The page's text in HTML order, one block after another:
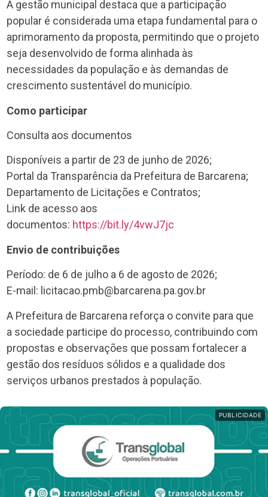
A gestão municipal destaca que a participação
popular é considerada uma etapa fundamental para o
aprimoramento da proposta, permitindo que o projeto
seja desenvolvido de forma alinhada às
necessidades da população e às demandas de
crescimento sustentável do município.
Como participar
Consulta aos documentos
Disponíveis a partir de 23 de junho de 2026;
Portal da Transparência da Prefeitura de Barcarena;
Departamento de Licitações e Contratos;
Link de acesso aos
documentos: https://bit.ly/4vwJ7jc
Envio de contribuições
Período: de 6 de julho a 6 de agosto de 2026;
E-mail: licitacao.pmb@barcarena.pa.gov.br
A Prefeitura de Barcarena reforça o convite para que
a sociedade participe do processo, contribuindo com
propostas e observações que possam fortalecer a
gestão dos resíduos sólidos e a qualidade dos
serviços urbanos prestados à população.
PUBLICIDADE